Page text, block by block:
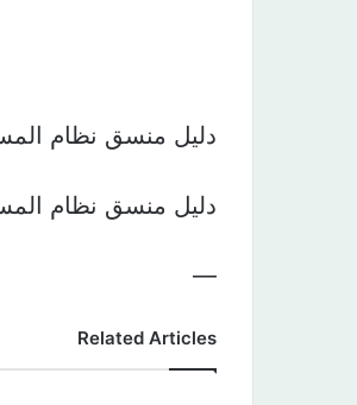
دليل منسق نظام
دليل منسق نظام
—
Related Articles